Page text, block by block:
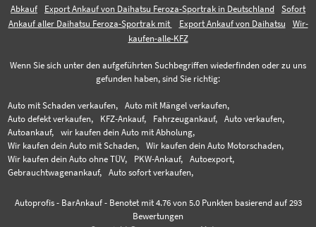
Abkauf
Export Ankauf von Daihatsu Feroza-Sportrak in Deutschland
Sofort
Ankauf aller Daihatsu Feroza-Sportrak mit
Export Ankauf von Daihatsu
Wir-
kaufen-alle-KFZ
Wenn Sie sich unter den aufgeführten Suchbegriffen wiederfinden oder zu uns
gefunden haben, sind Sie richtig:
Auto mit Schaden verkaufen,
Auto mit Mängel verkaufen,
Auto defekt verkaufen,
KFZ-Ankauf, Fahrzeugankauf,
Auto verkaufen,
Autoankauf,
wir kaufen dein Auto mit Abholung,
Wir kaufen dein Auto mit Schaden,
Wir kaufen dein Auto Motorschaden,
Wir kaufen dein Auto ohne TÜV,
PKW-Ankauf,
Autoexport,
Gebrauchtwagenankauf,
Auto sofort verkaufen,
Autoprofis - BarAnkauf- Benotet mit 4.76von 5.0 Punkten basierend auf 293
Bewertungen